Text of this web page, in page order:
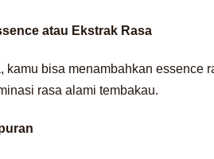
atau Ekstrak Rasa
kamu bisa menambahkan essence
rasa alami tembakau.